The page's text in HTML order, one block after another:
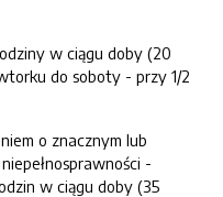
w ciągu doby (20
do soboty - przy 1/2
o znacznym lub
-
w ciągu doby (35